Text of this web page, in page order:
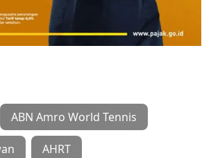
ABN Amro World Tennis
AHRT